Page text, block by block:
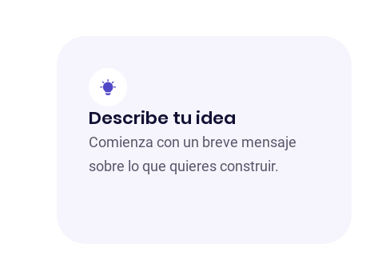
Describe tu idea
Comienza con un breve mensaje
sobre lo que quieres construir.